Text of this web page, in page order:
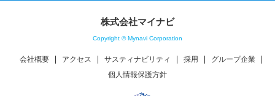
株式会社マイナビ
Copyright © Mynavi Corporation
会社概要 アクセス サスティナビリティ 採用
グループ企業
個人情報保護方針